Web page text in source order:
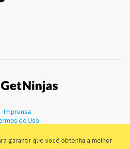
garantir que você obtenha a melhor
Imprensa
de Uso